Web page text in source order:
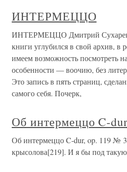
ИНТЕРМЕЦЦО
ИНТЕРМЕЦЦО Дмитрий Сухарев
книги углубился в свой архив, в
имеем возможность посмотреть
особенности — воочию, без
Это запись в пять страниц,
самого себя. Почерк,
Об интермеццо C-
Об интермеццо C-dur, op. 119 №
крысолова[219]. И я бы под